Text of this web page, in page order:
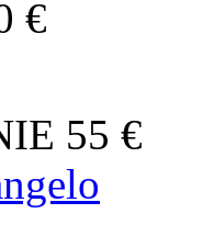
€
55 €